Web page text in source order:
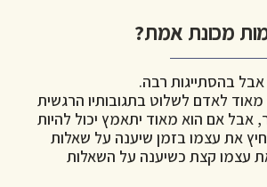
מכונת אמת?
בהסתייגות רבה.
לאדם לשלוט בתגובותיו הרגשית
אם הוא מאוד יתאמץ יכול להיות
את עצמו בזמן שיענה על שאלות
עצמו קצת כשיענה על השאלות